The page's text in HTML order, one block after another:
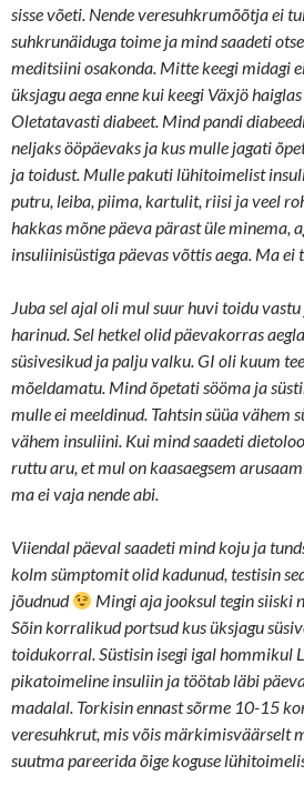
sisse võeti. Nende veresuhkrumõõtja ei
suhkrunäiduga toime ja mind saadeti
meditsiini osakonda. Mitte keegi midagi
üksjagu aega enne kui keegi Växjö
Oletatavasti diabeet. Mind pandi
neljaks ööpäevaks ja kus mulle jagati
ja toidust. Mulle pakuti lühitoimelist
putru, leiba, piima, kartulit, riisi ja veel
hakkas mõne päeva pärast üle minema,
insuliinisüstiga päevas võttis aega. Ma ei
Juba sel ajal oli mul suur huvi toidu
harinud. Sel hetkel olid päevakorras
süsivesikud ja palju valku. GI oli kuum
mõeldamatu. Mind õpetati sööma ja
mulle ei meeldinud. Tahtsin süüa vähem
vähem insuliini. Kui mind saadeti
ruttu aru, et mul on kaasaegsem
ma ei vaja nende abi.
Viiendal päeval saadeti mind koju ja
kolm sümptomit olid kadunud, testisin
jõudnud
Mingi aja jooksul tegin siiski
Sõin korralikud portsud kus üksjagu
toidukorral. Süstisin isegi igal hommikul
pikatoimeline insuliin ja töötab läbi
madalal. Torkisin ennast sõrme 10-15
veresuhkrut, mis võis märkimisväärselt
suutma pareerida õige koguse